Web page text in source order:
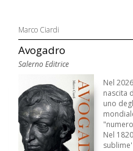
Marco Ciardi
Avogadro
Salerno Editrice
Nel
nascita
uno
Nel